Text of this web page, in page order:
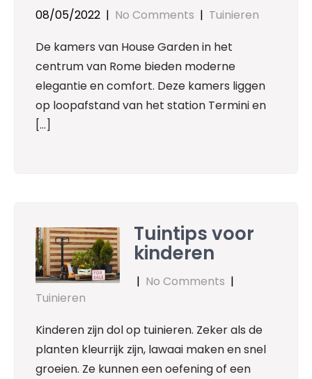
08/05/2022 | No Comments | Tuinieren
De kamers van House Garden in het
centrum van Rome bieden moderne
elegantie en comfort. Deze kamers liggen
op loopafstand van het station Termini en
[…]
Tuintips voor
kinderen
| No Comments |
Tuinieren
Kinderen zijn dol op tuinieren. Zeker als de
planten kleurrijk zijn, lawaai maken en snel
groeien. Ze kunnen een oefening of een